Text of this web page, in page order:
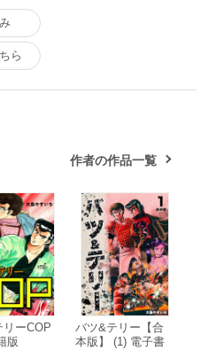
ら
作者の作品一覧
リーCOP
版
バツ&テリー【合
本版】 (1) 電子書